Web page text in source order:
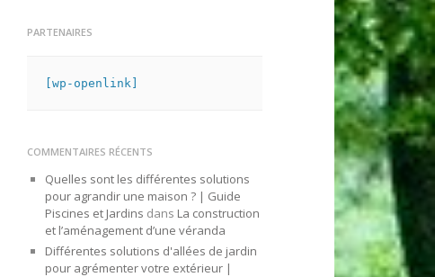
PARTENAIRES
[wp-openlink]
COMMENTAIRES RÉCENTS
Quelles sont les différentes solutions
pour agrandir une maison ? | Guide
Piscines et Jardins dans La construction
et l’aménagement d’une véranda
Différentes solutions d'allées de jardin
pour agrémenter votre extérieur |